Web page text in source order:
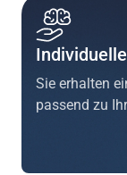
Sie erhalten
passend zu